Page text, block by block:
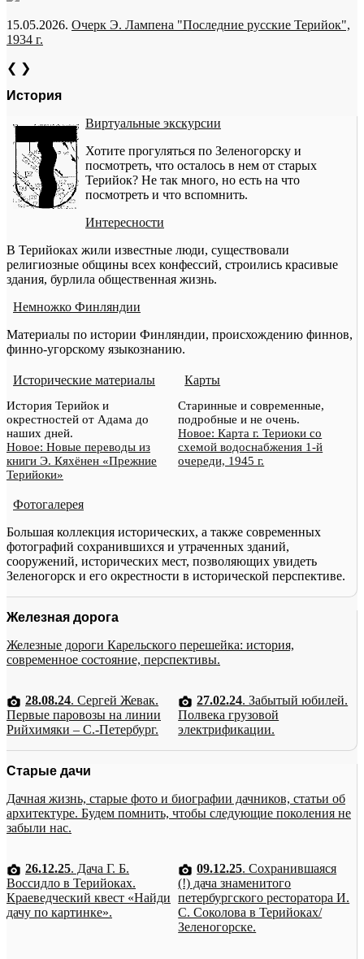
15.05.2026. Очерк Э. Лампена "Последние русские Терийок",
1934 г.
❮ ❯
История
Виртуальные экскурсии
Хотите прогуляться по Зеленогорску и
посмотреть, что осталось в нем от старых
Терийок? Не так много, но есть на что
посмотреть и что вспомнить.
Интересности
В Терийоках жили известные люди, существовали
религиозные общины всех конфессий, строились красивые
здания, бурлила общественная жизнь.
Немножко Финляндии
Материалы по истории Финляндии, происхождению финнов,
финно-угорскому языкознанию.
Исторические материалы
История Терийок и
окрестностей от Адама до
наших дней.
Новое: Новые переводы из
книги Э. Кяхёнен «Прежние
Терийоки»
Карты
Старинные и современные,
подробные и не очень.
Новое: Карта г. Териоки со
схемой водоснабжения 1-й
очереди, 1945 г.
Фотогалерея
Большая коллекция исторических, а также современных
фотографий сохранившихся и утраченных зданий,
сооружений, исторических мест, позволяющих увидеть
Зеленогорск и его окрестности в исторической перспективе.
Железная дорога
Железные дороги Карельского перешейка: история,
современное состояние, перспективы.
28.08.24. Сергей Жевак.
Первые паровозы на линии
Рийхимяки – С.-Петербург.
27.02.24. Забытый юбилей.
Полвека грузовой
электрификации.
Старые дачи
Дачная жизнь, старые фото и биографии дачников, статьи об
архитектуре. Будем помнить, чтобы следующие поколения не
забыли нас.
26.12.25. Дача Г. Б.
Воссидло в Терийоках.
Краеведческий квест «Найди
дачу по картинке».
09.12.25. Сохранившаяся
(!) дача знаменитого
петербургского ресторатора И.
С. Соколова в Терийоках/
Зеленогорске.